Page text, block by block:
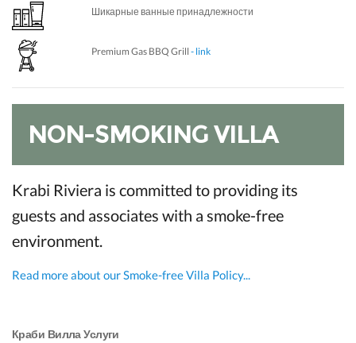
Шикарные ванные принадлежности
Premium Gas BBQ Grill - link
NON-SMOKING VILLA
Krabi Riviera is committed to providing its
guests and associates with a smoke-free
environment.
Read more about our Smoke-free Villa Policy...
Краби Вилла Услуги